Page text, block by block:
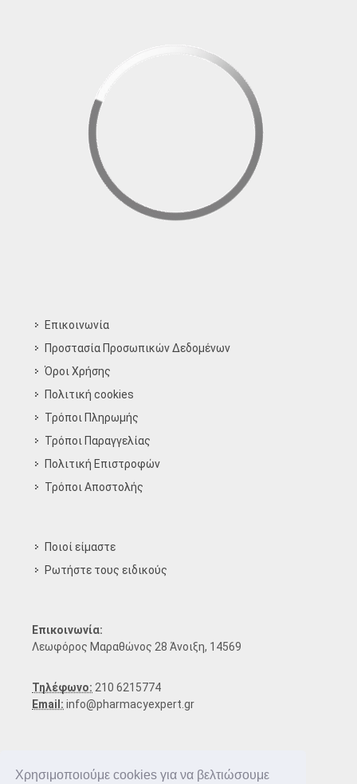
Χρησιμοποιούμε cookies για να βελτιώσουμε
Επικοινωνία
Προστασία Προσωπικών Δεδομένων
Όροι Χρήσης
Πολιτική cookies
Τρόποι Πληρωμής
Τρόποι Παραγγελίας
Πολιτική Επιστροφών
Τρόποι Aποστολής
Ποιοί είμαστε
Ρωτήστε τους ειδικούς
Επικοινωνία:
Λεωφόρος Μαραθώνος 28 Άνοιξη, 14569
Τηλέφωνο: 210 6215774
Email: info@pharmacyexpert.gr